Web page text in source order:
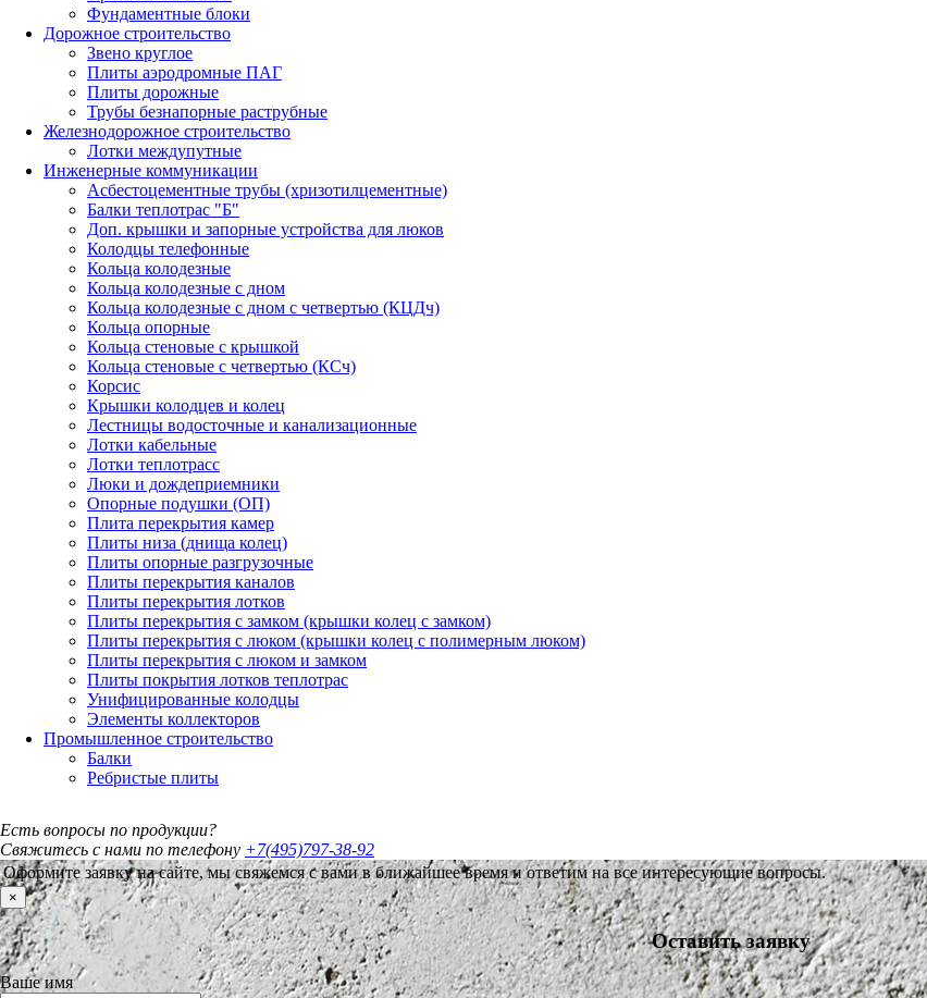
Фундаментные блоки
Дорожное строительство
Звено круглое
Плиты аэродромные ПАГ
Плиты дорожные
Трубы безнапорные раструбные
Железнодорожное строительство
Лотки междупутные
Инженерные коммуникации
Асбестоцементные трубы (хризотилцементные)
Балки теплотрас "Б"
Доп. крышки и запорные устройства для люков
Колодцы телефонные
Кольца колодезные
Кольца колодезные с дном
Кольца колодезные с дном с четвертью (КЦДч)
Кольца опорные
Кольца стеновые с крышкой
Кольца стеновые с четвертью (КСч)
Корсис
Крышки колодцев и колец
Лестницы водосточные и канализационные
Лотки кабельные
Лотки теплотрасс
Люки и дождеприемники
Опорные подушки (ОП)
Плита перекрытия камер
Плиты низа (днища колец)
Плиты опорные разгрузочные
Плиты перекрытия каналов
Плиты перекрытия лотков
Плиты перекрытия с замком (крышки колец с замком)
Плиты перекрытия с люком (крышки колец с полимерным люком)
Плиты перекрытия с люком и замком
Плиты покрытия лотков теплотрас
Унифицированные колодцы
Элементы коллекторов
Промышленное строительство
Балки
Ребристые плиты
Есть вопросы по продукции?
Свяжитесь с нами по телефону +7(495)797-38-92
Оформите заявку на сайте, мы свяжемся с вами в ближайшее время и ответим на все интересующие вопросы.
×
Оставить заявку
Ваше имя